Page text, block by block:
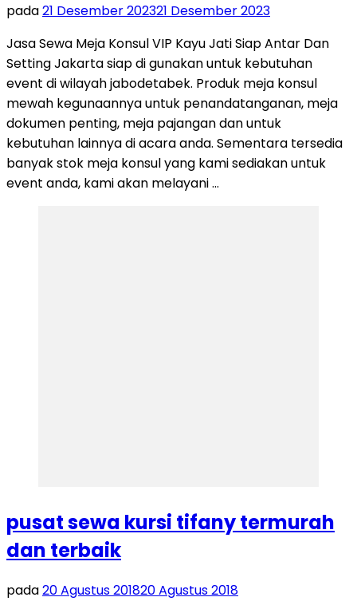
pada21 Desember 202321 Desember 2023
Jasa Sewa Meja Konsul VIP Kayu Jati Siap Antar Dan
Setting Jakarta siap di gunakan untuk kebutuhan
event di wilayah jabodetabek. Produk meja konsul
mewah kegunaannya untuk penandatanganan, meja
dokumen penting, meja pajangan dan untuk
kebutuhan lainnya di acara anda. Sementara tersedia
banyak stok meja konsul yang kami sediakan untuk
event anda, kami akan melayani …
pusat sewa kursi tifany termurah
dan terbaik
pada20 Agustus 201820 Agustus 2018